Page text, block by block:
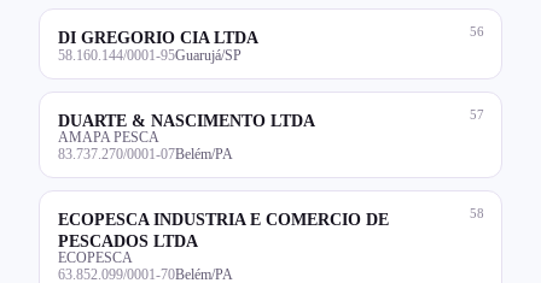
56
DI GREGORIO CIA LTDA
58.160.144/0001-95Guarujá/SP
57
DUARTE & NASCIMENTO LTDA
AMAPA PESCA
83.737.270/0001-07Belém/PA
58
ECOPESCA INDUSTRIA E COMERCIO DE
PESCADOS LTDA
ECOPESCA
63.852.099/0001-70Belém/PA